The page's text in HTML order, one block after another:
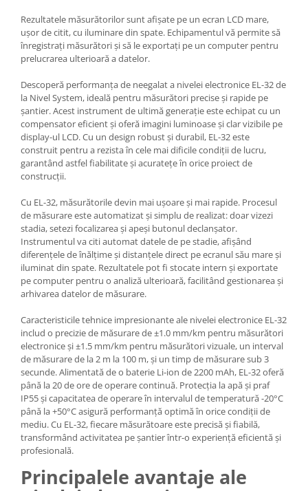
Rezultatele măsurătorilor sunt afișate pe un ecran LCD mare,
ușor de citit, cu iluminare din spate. Echipamentul vă permite să
înregistrați măsurători și să le exportați pe un computer pentru
prelucrarea ulterioară a datelor.
Descoperă performanța de neegalat a nivelei electronice EL-32 de
la Nivel System, ideală pentru măsurători precise și rapide pe
șantier. Acest instrument de ultimă generație este echipat cu un
compensator eficient și oferă imagini luminoase și clar vizibile pe
display-ul LCD. Cu un design robust și durabil, EL-32 este
construit pentru a rezista în cele mai dificile condiții de lucru,
garantând astfel fiabilitate și acuratețe în orice proiect de
construcții.
Cu EL-32, măsurătorile devin mai ușoare și mai rapide. Procesul
de măsurare este automatizat și simplu de realizat: doar vizezi
stadia, setezi focalizarea și apeși butonul declanșator.
Instrumentul va citi automat datele de pe stadie, afișând
diferențele de înălțime și distanțele direct pe ecranul său mare și
iluminat din spate. Rezultatele pot fi stocate intern și exportate
pe computer pentru o analiză ulterioară, facilitând gestionarea și
arhivarea datelor de măsurare.
Caracteristicile tehnice impresionante ale nivelei electronice EL-32
includ o precizie de măsurare de ±1.0 mm/km pentru măsurători
electronice și ±1.5 mm/km pentru măsurători vizuale, un interval
de măsurare de la 2 m la 100 m, și un timp de măsurare sub 3
secunde. Alimentată de o baterie Li-ion de 2200 mAh, EL-32 oferă
până la 20 de ore de operare continuă. Protecția la apă și praf
IP55 și capacitatea de operare în intervalul de temperatură -20°C
până la +50°C asigură performanță optimă în orice condiții de
mediu. Cu EL-32, fiecare măsurătoare este precisă și fiabilă,
transformând activitatea pe șantier într-o experiență eficientă și
profesională.
Principalele avantaje ale